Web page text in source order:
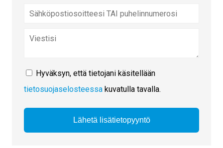
Hyväksyn, että tietojani käsitellään
tietosuojaselosteessa kuvatulla tavalla.